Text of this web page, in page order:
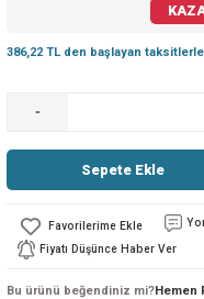
VE EĞİTİM MATERYALLERİ
386,22 TL den başlayan
Sepete Ekle
Fiyatı Düşünce Haber Ver
Bu ürünü beğendiniz mi?Hemen